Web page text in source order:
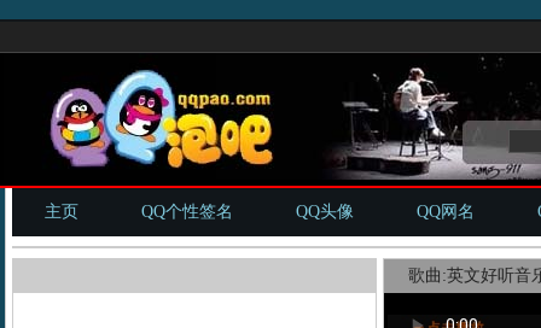
主页 QQ个性签名 QQ头像 QQ网名
歌曲:英文好听音